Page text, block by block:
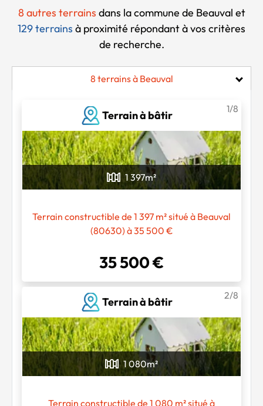
8 autres terrains dans la commune de Beauval et
129 terrains à proximité répondant à vos critères
de recherche.
8 terrains à Beauval
Terrain à bâtir
1/8
1 397m²
Terrain constructible de 1 397 m² situé à Beauval
(80630) à 35 500 €
35 500 €
Terrain à bâtir
2/8
1 080m²
Terrain constructible de 1 080 m² situé à